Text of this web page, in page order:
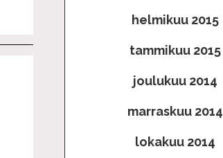
helmikuu 2015
tammikuu 2015
joulukuu 2014
marraskuu 2014
lokakuu 2014